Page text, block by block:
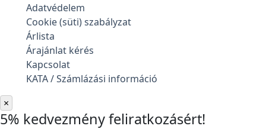
Adatvédelem
Cookie (süti) szabályzat
Árlista
Árajánlat kérés
Kapcsolat
KATA / Számlázási információ
×
5% kedvezmény feliratkozásért!